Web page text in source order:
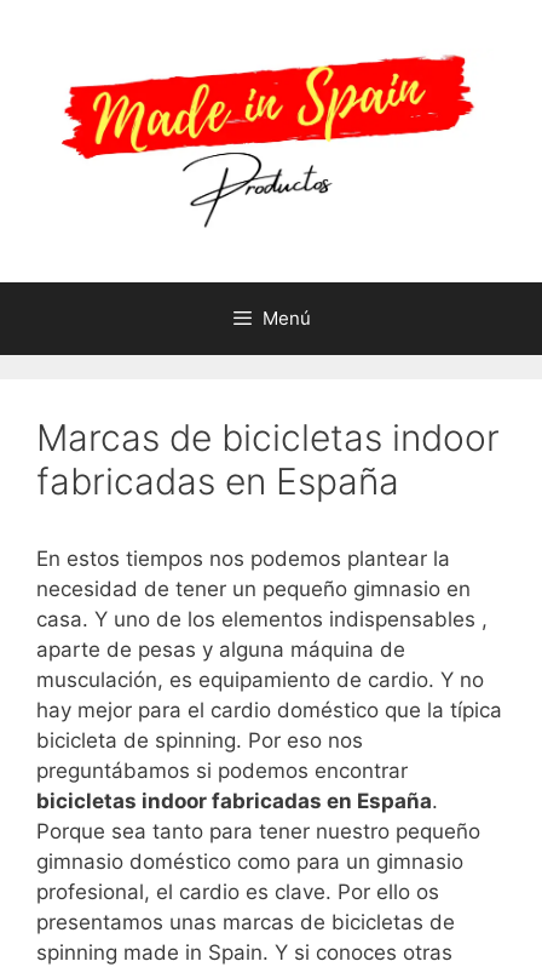
Menú
Marcas de bicicletas indoor
fabricadas en España
En estos tiempos nos podemos plantear la
necesidad de tener un pequeño gimnasio en
casa. Y uno de los elementos indispensables ,
aparte de pesas y alguna máquina de
musculación, es equipamiento de cardio. Y no
hay mejor para el cardio doméstico que la típica
bicicleta de spinning. Por eso nos
preguntábamos si podemos encontrar
bicicletas indoor fabricadas en España.
Porque sea tanto para tener nuestro pequeño
gimnasio doméstico como para un gimnasio
profesional, el cardio es clave. Por ello os
presentamos unas marcas de bicicletas de
spinning made in Spain. Y si conoces otras